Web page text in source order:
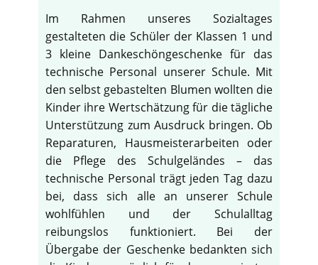
Im Rahmen unseres Sozialtages
gestalteten die Schüler der Klassen 1 und
3 kleine Dankeschöngeschenke für das
technische Personal unserer Schule. Mit
den selbst gebastelten Blumen wollten die
Kinder ihre Wertschätzung für die tägliche
Unterstützung zum Ausdruck bringen. Ob
Reparaturen, Hausmeisterarbeiten oder
die Pflege des Schulgeländes – das
technische Personal trägt jeden Tag dazu
bei, dass sich alle an unserer Schule
wohlfühlen und der Schulalltag
reibungslos funktioniert. Bei der
Übergabe der Geschenke bedankten sich